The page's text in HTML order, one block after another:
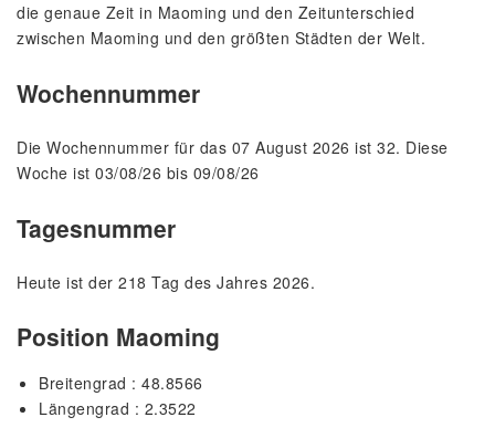
die genaue Zeit in Maoming und den Zeitunterschied
zwischen Maoming und den größten Städten der Welt.
Wochennummer
Die Wochennummer für das 07 August 2026 ist 32. Diese
Woche ist 03/08/26 bis 09/08/26
Tagesnummer
Heute ist der 218 Tag des Jahres 2026.
Position Maoming
Breitengrad : 48.8566
Längengrad : 2.3522